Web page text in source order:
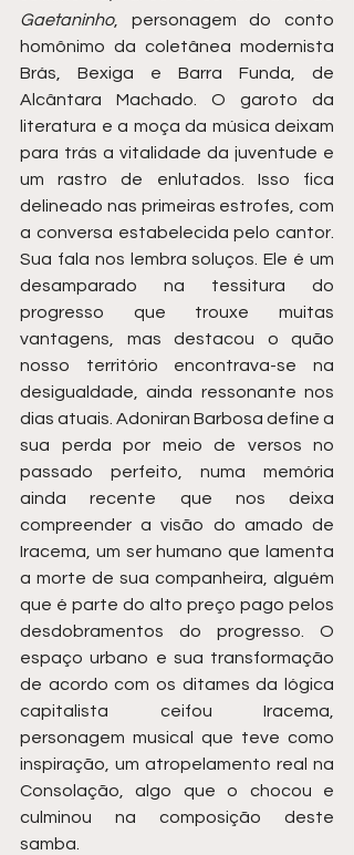
Gaetaninho, personagem do conto
homônimo da coletânea modernista
Brás, Bexiga e Barra Funda, de
Alcântara Machado. O garoto da
literatura e a moça da música deixam
para trás a vitalidade da juventude e
um rastro de enlutados. Isso fica
delineado nas primeiras estrofes, com
a conversa estabelecida pelo cantor.
Sua fala nos lembra soluços. Ele é um
desamparado na tessitura do
progresso que trouxe muitas
vantagens, mas destacou o quão
nosso território encontrava-se na
desigualdade, ainda ressonante nos
dias atuais. Adoniran Barbosa define a
sua perda por meio de versos no
passado perfeito, numa memória
ainda recente que nos deixa
compreender a visão do amado de
Iracema, um ser humano que lamenta
a morte de sua companheira, alguém
que é parte do alto preço pago pelos
desdobramentos do progresso. O
espaço urbano e sua transformação
de acordo com os ditames da lógica
capitalista ceifou Iracema,
personagem musical que teve como
inspiração, um atropelamento real na
Consolação, algo que o chocou e
culminou na composição deste
samba.